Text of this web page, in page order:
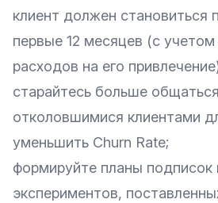
клиент должен становиться
первые 12 месяцев (с учетом
расходов на его
старайтесь больше
отколовшимися клиентами
уменьшить Churn Rate;
формируйте планы подписок
экспериментов,